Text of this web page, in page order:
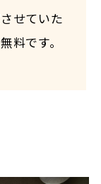
せていた
です。